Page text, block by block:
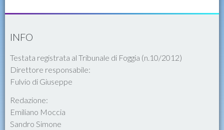
INFO
Testata registrata al Tribunale di Foggia (n.10/2012)
Direttore responsabile:
Fulvio di Giuseppe
Redazione:
Emiliano Moccia
Sandro Simone